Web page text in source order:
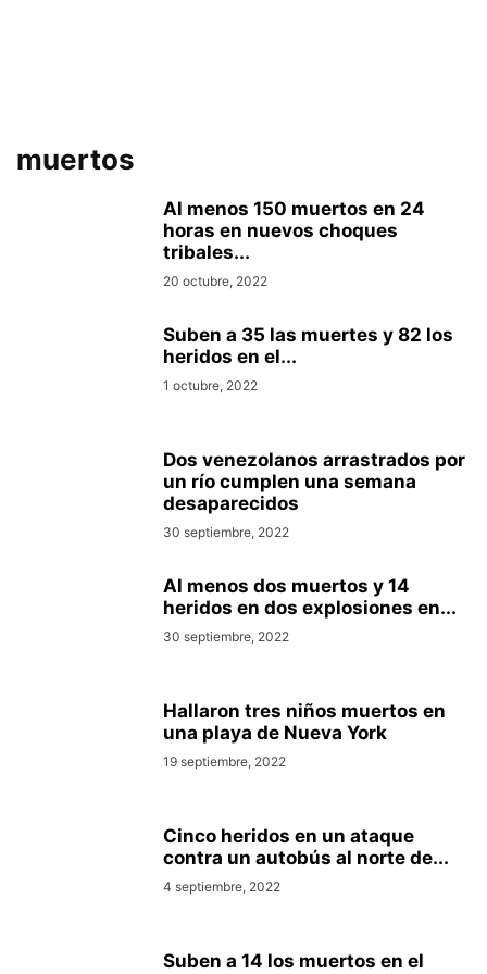
muertos
Al menos 150 muertos en 24
horas en nuevos choques
tribales...
20 octubre, 2022
Suben a 35 las muertes y 82 los
heridos en el...
1 octubre, 2022
Dos venezolanos arrastrados por
un río cumplen una semana
desaparecidos
30 septiembre, 2022
Al menos dos muertos y 14
heridos en dos explosiones en...
30 septiembre, 2022
Hallaron tres niños muertos en
una playa de Nueva York
19 septiembre, 2022
Cinco heridos en un ataque
contra un autobús al norte de...
4 septiembre, 2022
Suben a 14 los muertos en el